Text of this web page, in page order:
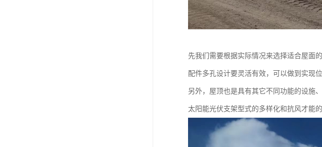
先我们需要根据实际情况来选择适合屋面
配件多孔设计要灵活有效，可以做到实现
另外，屋顶也是具有其它不同功能的设施
太阳能光伏支架型式的多样化和抗风才能